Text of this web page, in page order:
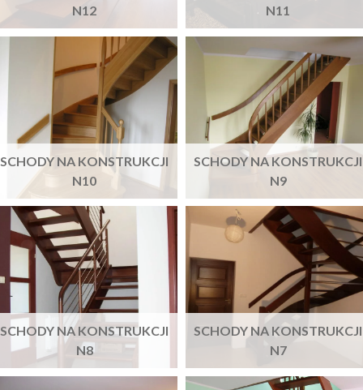
N12
N11
SCHODY NA KONSTRUKCJI
N10
SCHODY NA KONSTRUKCJI
N9
SCHODY NA KONSTRUKCJI
N8
SCHODY NA KONSTRUKCJI
N7